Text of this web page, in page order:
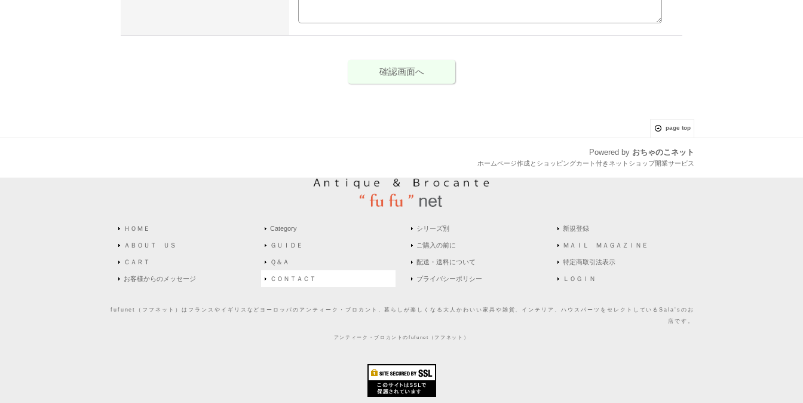
page top
Powered by おちゃのこネット
ホームページ作成とショッピングカート付きネットショップ開業サービス
ＨＯＭＥ
ＡＢＯＵＴ ＵＳ
ＣＡＲＴ
お客様からのメッセージ
Category
ＧＵＩＤＥ
Ｑ＆Ａ
ＣＯＮＴＡＣＴ
シリーズ別
ご購入の前に
配送・送料について
プライバシーポリシー
新規登録
ＭＡＩＬ ＭＡＧＡＺＩＮＥ
特定商取引法表示
ＬＯＧＩＮ
fufunet（フフネット）はフランスやイギリスなどヨーロッパのアンティーク・ブロカント、暮らしが楽しくなる大人かわいい家具や雑貨、インテリア、ハウスパーツをセレクトしているSala'sのお
店です。
アンティーク・ブロカントのfufunet（フフネット）